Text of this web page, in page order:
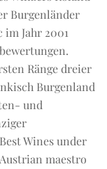
Burgenländer
im Jahr 2001
Ränge dreier
Burgenland
und
Wines under
maestro